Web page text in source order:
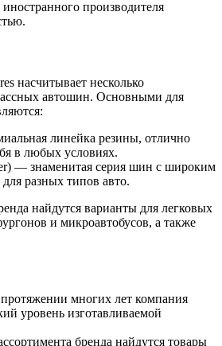
производителя
насчитывает несколько
автошин. Основными для
линейка резины, отлично
в любых условиях.
— знаменитая серия шин с широким
разных типов авто.
найдутся варианты для легковых
и микроавтобусов, а также
многих лет компания
уровень изготавливаемой
бренда найдутся товары